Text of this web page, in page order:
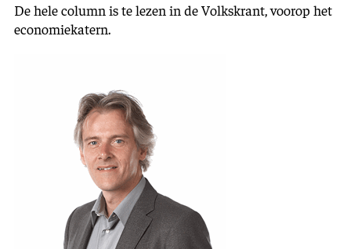
De hele column is te lezen in de Volkskrant, voorop het
economiekatern.